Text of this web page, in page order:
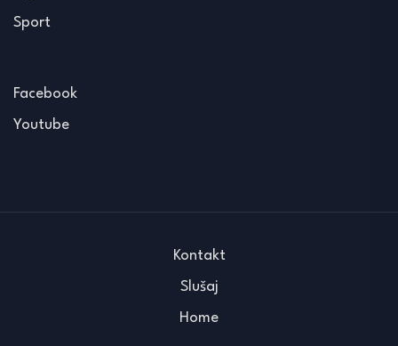
Sport
Facebook
Youtube
Kontakt
Slušaj
Home